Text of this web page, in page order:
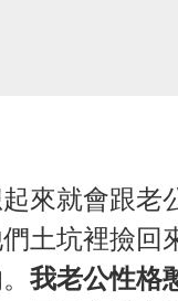
來就會跟老
土坑裡撿回
我老公性格